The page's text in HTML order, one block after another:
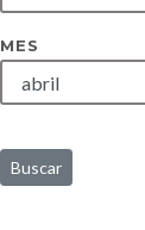
MES
Buscar